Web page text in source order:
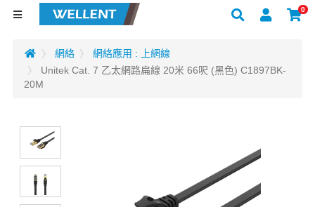
0
網絡
網絡應用 : 上網線
Unitek Cat. 7 乙太網路扁線 20米 66呎 (黑色) C1897BK-
20M